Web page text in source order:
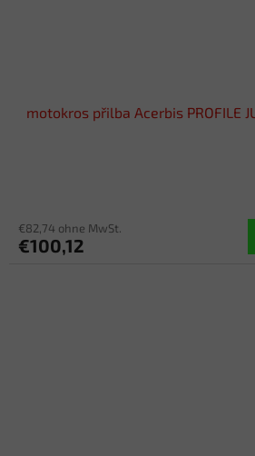
motokros přilba Acerbis PROFILE
€82,74 ohne MwSt.
€100,12